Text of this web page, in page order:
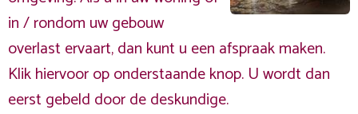
in / rondom uw gebouw
overlast ervaart, dan kunt u een afspraak maken.
Klik hiervoor op onderstaande knop. U wordt dan
eerst gebeld door de deskundige.